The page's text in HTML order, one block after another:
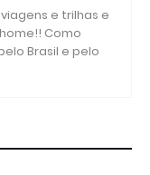
e trilhas e
Como
Brasil e pelo